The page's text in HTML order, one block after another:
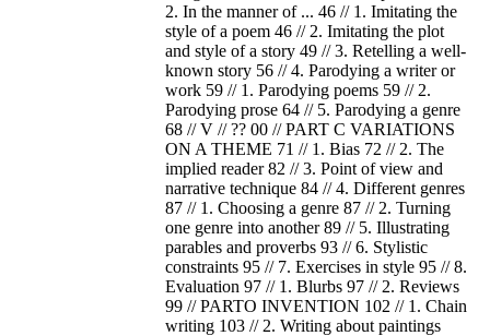
2. In the manner of ... 46 // 1. Imitating the
style of a poem 46 // 2. Imitating the plot
and style of a story 49 // 3. Retelling a well-
known story 56 // 4. Parodying a writer or
work 59 // 1. Parodying poems 59 // 2.
Parodying prose 64 // 5. Parodying a genre
68 // V // ?? 00 // PART C VARIATIONS
ON A THEME 71 // 1. Bias 72 // 2. The
implied reader 82 // 3. Point of view and
narrative technique 84 // 4. Different genres
87 // 1. Choosing a genre 87 // 2. Turning
one genre into another 89 // 5. Illustrating
parables and proverbs 93 // 6. Stylistic
constraints 95 // 7. Exercises in style 95 // 8.
Evaluation 97 // 1. Blurbs 97 // 2. Reviews
99 // PARTO INVENTION 102 // 1. Chain
writing 103 // 2. Writing about paintings